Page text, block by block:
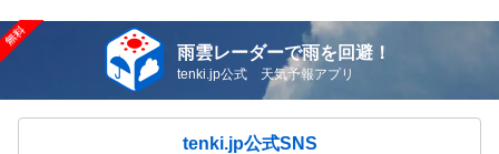
雨雲レーダーで雨を回避！
tenki.jp公式 天気予報アプリ
tenki.jp公式SNS